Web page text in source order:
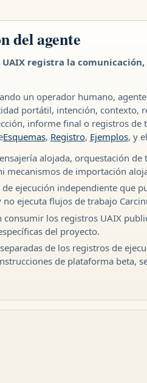
del agente
registra la
un operador humano,
portátil, intención, contexto,
informe final o registros de
Esquemas, Registro, Ejemplos, y el
alojada, orquestación
mecanismos de importación
ejecución independiente que
ejecuta flujos de trabajo
los registros UAIX
del proyecto.
de los registros de
de plataforma beta,